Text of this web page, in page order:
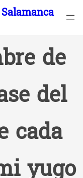
de
del
cada
yugo